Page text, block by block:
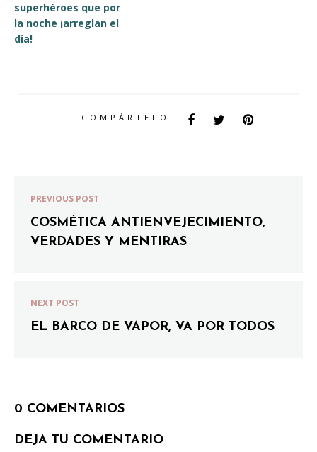
superhéroes que por
la noche ¡arreglan el
día!
COMPÁRTELO
PREVIOUS POST
COSMÉTICA ANTIENVEJECIMIENTO,
VERDADES Y MENTIRAS
NEXT POST
EL BARCO DE VAPOR, VA POR TODOS
0 COMENTARIOS
DEJA TU COMENTARIO